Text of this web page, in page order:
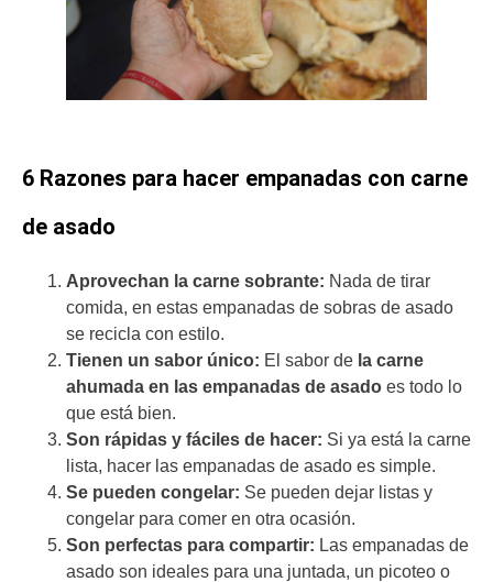
6 Razones para hacer empanadas con carne
de asado
Aprovechan la carne sobrante: Nada de tirar
comida, en estas empanadas de sobras de asado
se recicla con estilo.
Tienen un sabor único: El sabor de la carne
ahumada en las empanadas de asado es todo lo
que está bien.
Son rápidas y fáciles de hacer: Si ya está la carne
lista, hacer las empanadas de asado es simple.
Se pueden congelar: Se pueden dejar listas y
congelar para comer en otra ocasión.
Son perfectas para compartir: Las empanadas de
asado son ideales para una juntada, un picoteo o